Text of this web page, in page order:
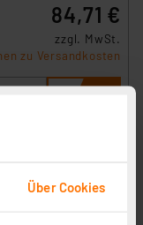
Über Cookies
84,71 €
zzgl. MwSt.
zu Versandkosten